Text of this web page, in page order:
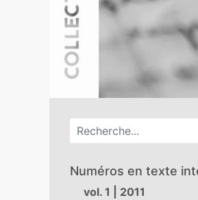
Menu principal
Numéros en texte
vol. 1 | 2011